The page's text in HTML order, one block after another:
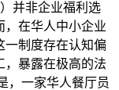
）并非企业福利选
，在华人中小企业
一制度存在认知偏
，暴露在极高的法
，一家华人餐厅员